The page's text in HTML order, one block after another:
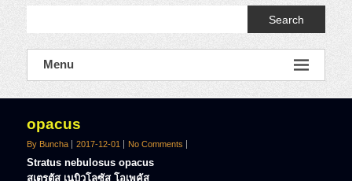
Search
Menu
opacus
By Buncha 2017-12-01 No Comments
Stratus nebulosus opacus
สเตรตัส เนบิวโลซัส โอเพคัส